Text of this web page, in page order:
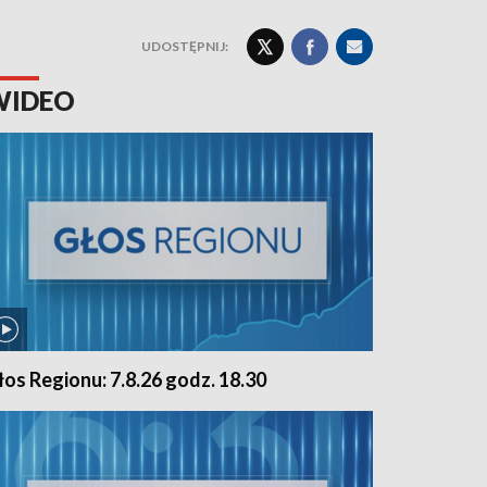
UDOSTĘPNIJ:
Regionu: 7.8.26 godz. 18.30